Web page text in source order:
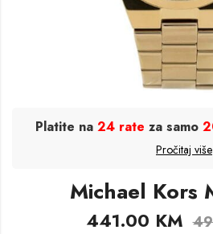
Platite na 24 rate za samo
Pročitaj više
Michael Kors
441.00 KM